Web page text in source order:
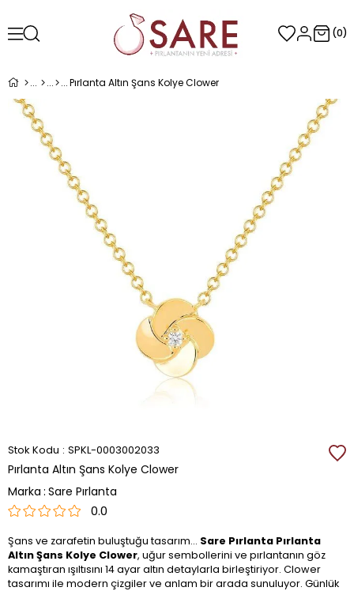
0
Pırlanta Altın Şans Kolye Clower
Stok Kodu SPKL-0003002033
Pırlanta Altın Şans Kolye Clower
Marka : Sare Pırlanta
0.0
Şans ve zarafetin buluştuğu tasarım… Sare Pırlanta Pırlanta
Altın Şans Kolye Clower, uğur sembollerini ve pırlantanın göz
kamaştıran ışıltısını 14 ayar altın detaylarla birleştiriyor. Clower
tasarımı ile modern çizgiler ve anlam bir arada sunuluyor. Günlük